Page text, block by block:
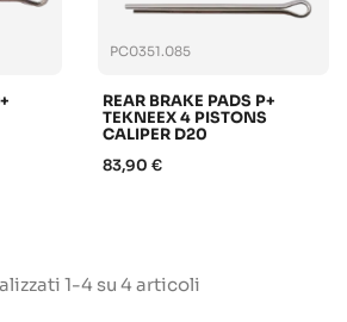
PC0351.085
REAR BRAKE PADS P+
TEKNEEX 4 PISTONS
CALIPER D20
83,90 €
1-4 su 4 articoli